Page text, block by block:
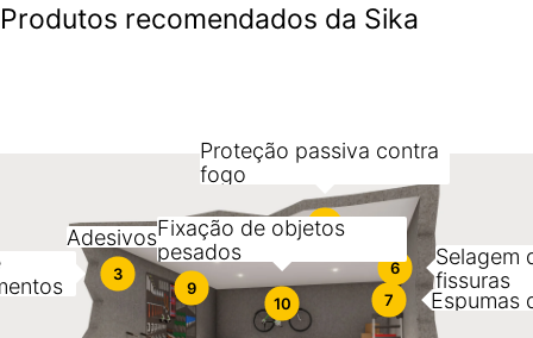
Produtos recomendados da Sika
3 6
Selagem
fissuras
7 Espumas
8
Proteção passiva contra
fogo
9
Adesivos de construção
10
Fixação de objetos
pesados